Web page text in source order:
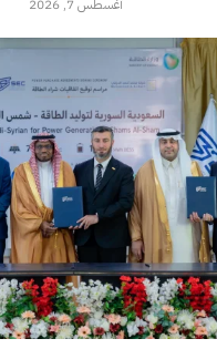
أغسطس 7, 2026